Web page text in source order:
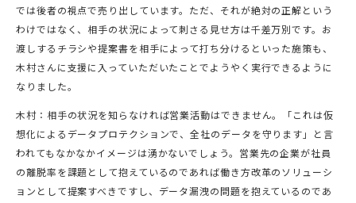
では後者の視点で売り出しています。ただ、それが絶対の正解という
わけではなく、相手の状況によって刺さる見せ方は千差万別です。お
渡しするチラシや提案書を相手によって打ち分けるといった施策も、
木村さんに支援に入っていただいたことでようやく実行できるように
なりました。
木村：相手の状況を知らなければ営業活動はできません。「これは仮
想化によるデータプロテクションで、全社のデータを守ります」と言
われてもなかなかイメージは湧かないでしょう。営業先の企業が社員
の離脱率を課題として抱えているのであれば働き方改革のソリューシ
ョンとして提案すべきですし、データ漏洩の問題を抱えているのであ